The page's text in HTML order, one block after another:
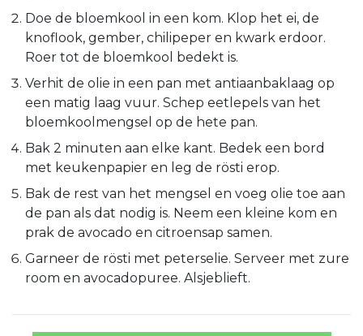
Doe de bloemkool in een kom. Klop het ei, de
knoflook, gember, chilipeper en kwark erdoor.
Roer tot de bloemkool bedekt is.
Verhit de olie in een pan met antiaanbaklaag op
een matig laag vuur. Schep eetlepels van het
bloemkoolmengsel op de hete pan.
Bak 2 minuten aan elke kant. Bedek een bord
met keukenpapier en leg de rösti erop.
Bak de rest van het mengsel en voeg olie toe aan
de pan als dat nodig is. Neem een kleine kom en
prak de avocado en citroensap samen.
Garneer de rösti met peterselie. Serveer met zure
room en avocadopuree. Alsjeblieft.